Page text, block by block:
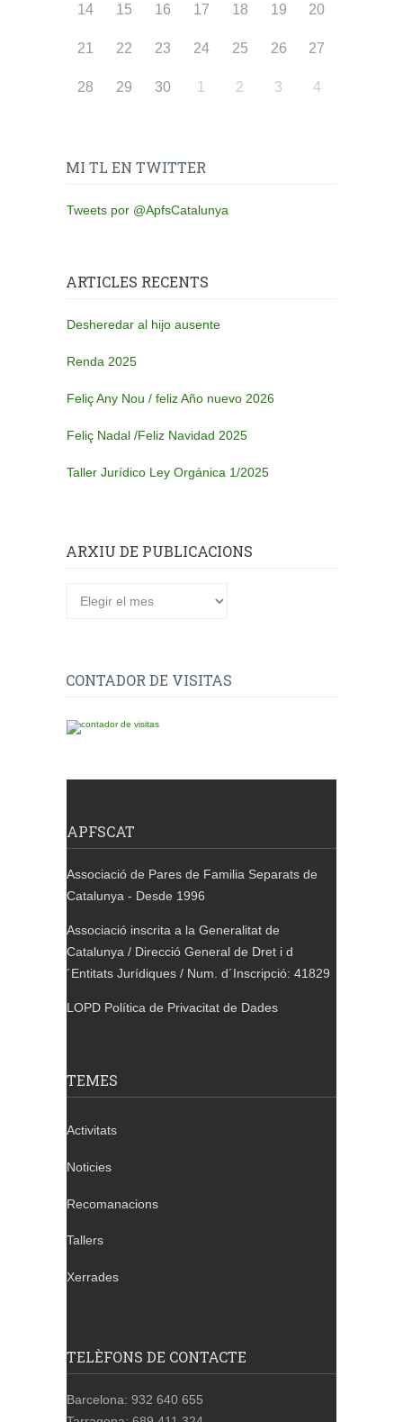
14 15 16 17 18 19 20
21 22 23 24 25 26 27
28 29 30 1 2 3 4
MI TL EN TWITTER
Tweets por @ApfsCatalunya
ARTICLES RECENTS
Desheredar al hijo ausente
Renda 2025
Feliç Any Nou / feliz Año nuevo 2026
Feliç Nadal /Feliz Navidad 2025
Taller Jurídico Ley Orgánica 1/2025
ARXIU DE PUBLICACIONS
CONTADOR DE VISITAS
APFSCAT
Associació de Pares de Familia Separats de
Catalunya - Desde 1996
Associació inscrita a la Generalitat de
Catalunya / Direcció General de Dret i d
´Entitats Jurídiques / Num. d´Inscripció: 41829
LOPD Política de Privacitat de Dades
TEMES
Activitats
Noticies
Recomanacions
Tallers
Xerrades
TELÈFONS DE CONTACTE
Barcelona: 932 640 655